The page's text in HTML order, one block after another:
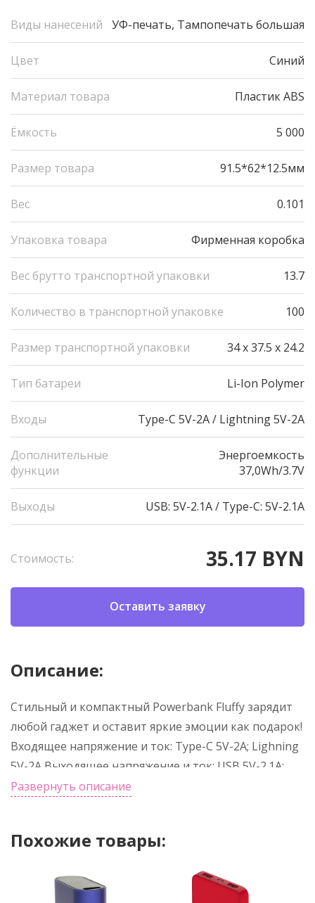
Виды нанесений УФ-печать, Тампопечать большая
Цвет Синий
Материал товара Пластик ABS
Ёмкость 5 000
Размер товара 91.5*62*12.5мм
Вес 0.101
Упаковка товара Фирменная коробка
Вес брутто транспортной упаковки 13.7
Количество в транспортной упаковке 100
Размер транспортной упаковки 34 x 37.5 x 24.2
Тип батареи Li-Ion Polymer
Входы Type-C 5V-2A / Lightning 5V-2A
Дополнительные
функции
Энергоемкость
37,0Wh/3.7V
Выходы USB: 5V-2.1A / Type-C: 5V-2.1A
Стоимость: 35.17 BYN
Оставить заявку
Описание:
Стильный и компактный Powerbank Fluffy зарядит
любой гаджет и оставит яркие эмоции как подарок!
Входящее напряжение и ток: Type-C 5V-2A; Lighning
5V-2A Выходящее напряжение и ток: USB 5V-2.1A;
Type-C 5V-2.1A Правила эксплуатации внешнего
допускать зарядки холодного внешнего
аккумулятор при температуре от +5°С до +20°С; -
Развернуть описание
Похожие товары: